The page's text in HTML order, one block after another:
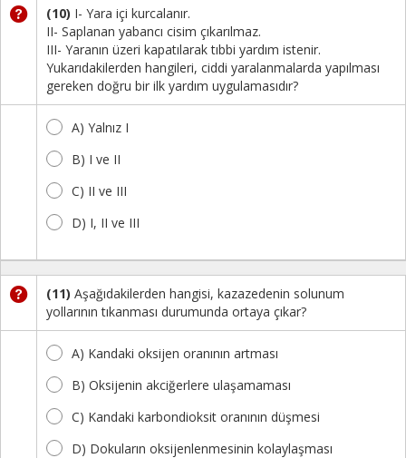
(10) I- Yara içi kurcalanır.
II- Saplanan yabancı cisim çıkarılmaz.
III- Yaranın üzeri kapatılarak tıbbi yardım istenir.
Yukarıdakilerden hangileri, ciddi yaralanmalarda yapılması
gereken doğru bir ilk yardım uygulamasıdır?
A) Yalnız I
B) I ve II
C) II ve III
D) I, II ve III
(11) Aşağıdakilerden hangisi, kazazedenin solunum
yollarının tıkanması durumunda ortaya çıkar?
A) Kandaki oksijen oranının artması
B) Oksijenin akciğerlere ulaşamaması
C) Kandaki karbondioksit oranının düşmesi
D) Dokuların oksijenlenmesinin kolaylaşması